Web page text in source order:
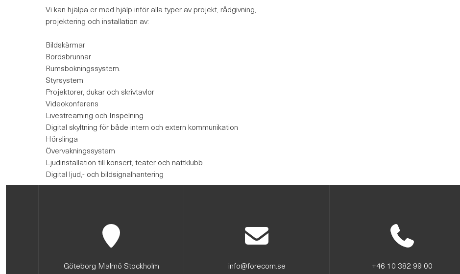
Vi kan hjälpa er med hjälp inför alla typer av projekt, rådgivning,
projektering och installation av:
Bildskärmar
Bordsbrunnar
Rumsbokningssystem.
Styrsystem
Projektorer, dukar och skrivtavlor
Videokonferens
Livestreaming och Inspelning
Digital skyltning för både intern och extern kommunikation
Hörslinga
Övervakningssystem
Ljudinstallation till konsert, teater och nattklubb
Digital ljud,- och bildsignalhantering
Göteborg Malmö Stockholm info@forecom.se +46 10 382 99 00